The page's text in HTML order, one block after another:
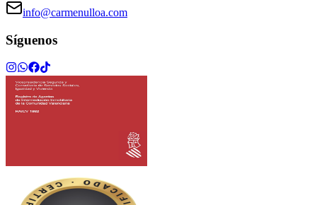
info@carmenulloa.com
Síguenos